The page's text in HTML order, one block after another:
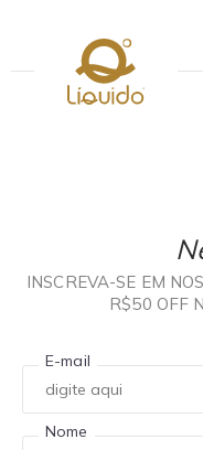
INSCREVA-SE EM
R$50 OFF
E-mail
Nome